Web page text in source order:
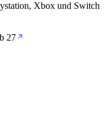
Xbox und Switch
27